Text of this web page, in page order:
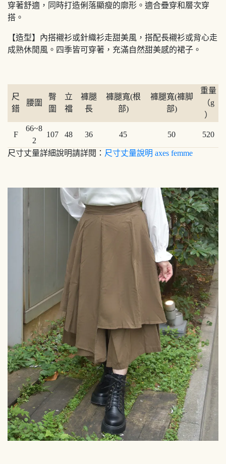
穿著舒適，同時打造俐落顯瘦的廓形。適合疊穿和層次穿
搭。
【造型】內搭襯衫或針織衫走甜美風，搭配長襯衫或背心走
成熟休閒風。四季皆可穿著，充滿自然甜美感的裙子。
尺
錯
腰圍
臀
圍
立
襠
褲腿
長
褲腿寬(根
部)
褲腿寬(褲脚
部)
重量
（g
）
F
66~8
2
107 48 36 45 50 520
尺寸丈量詳細說明請詳閱： 尺寸丈量說明 axes femme